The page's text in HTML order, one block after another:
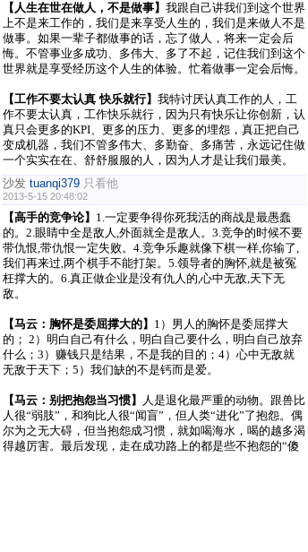
【人生在世在做人，不是做事】 我跟自己讲我们到这个世界
上不是来工作的，我们是来享受人生的，我们是来做人不是
做事。如果一辈子都做事的话，忘了做人，将来一定会后
悔。不管事业多成功、多伟大、多了不起，记住我们到这个
世界就是享受经历这个人生的体验。忙着做事一定会后悔。
【工作不要太认真 快乐就行】 我特讨厌认真工作的人，工
作不要太认真，工作快乐就行，因为只有快乐让你创新，认
真只会更多的KPI、更多的压力、更多的埋怨，真正把自己
变成机器，我们不管多伟大、多勤奋、多痛苦，永远记住做
一个实实在在、舒舒服服的人，因为人才是让我们最美。
沙发 tuanqi379 只看他
2013-5-15 20:48:02
【高手的竞争论】 1.一定要争得你死我活的商战是最愚蠢
的。 2.眼睛中全是敌人,外面就全是敌人。 3.竞争的时候不要
带仇恨,带仇恨一定失败。 4.竞争乐趣就像下棋一样,你输了,
我们再来过,两个棋手不能打架。 5.领导者的胸怀,就是被冤
枉撑大的。 6.真正做企业是没有仇人的,心中无敌,天下无
敌。
【马云：胸怀是委屈撑大的】 1 ）男人的胸怀是委屈撑大
的； 2 ）明白自己有什么，明白自己要什么，明白自己放弃
什么； 3 ）赚钱只是结果，不是我的目的； 4）心中无敌就
无敌于天下； 5 ）我们缺的不是钙而是爱。
【马云：别把抱怨当习惯】
人是退化最严重的动物。跟兽比
人很“弱肢” ，和狗比人很“闻盲” ，但人类“进化”了抱怨。偶
尔为之无大碍，但当抱怨成习惯，就如喝海水，喝的越多渴
得越厉害。最后发现，走在成功路上的都是些不抱怨的“傻